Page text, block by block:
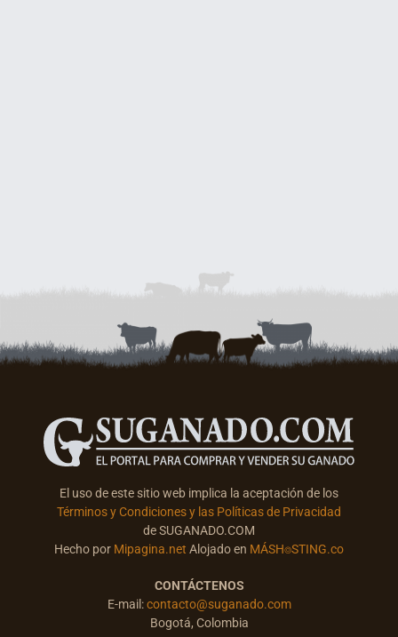
El uso de este sitio web implica la aceptación de los
Términos y Condiciones y las Políticas de Privacidad
de SUGANADO.COM
Hecho por Mipagina.net Alojado en MÁSH⌾STING.co
CONTÁCTENOS
E-mail:contacto@suganado.com
Bogotá, Colombia